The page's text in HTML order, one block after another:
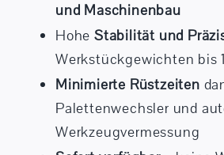
und Maschinenbau
Hohe Stabilität und
Werkstückgewichten bis
Minimierte Rüstzeiten
Palettenwechsler und
Werkzeugvermessung